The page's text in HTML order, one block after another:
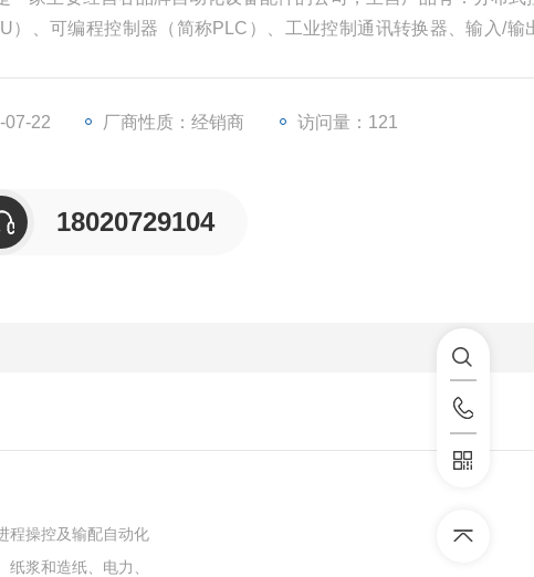
）、可编程控制器（简称PLC）、工业控制通讯转换器、输入/输
07-22 厂商性质：经销商 访问量：121
18020729104
程操控及输配自动化
浆和造纸、电力、